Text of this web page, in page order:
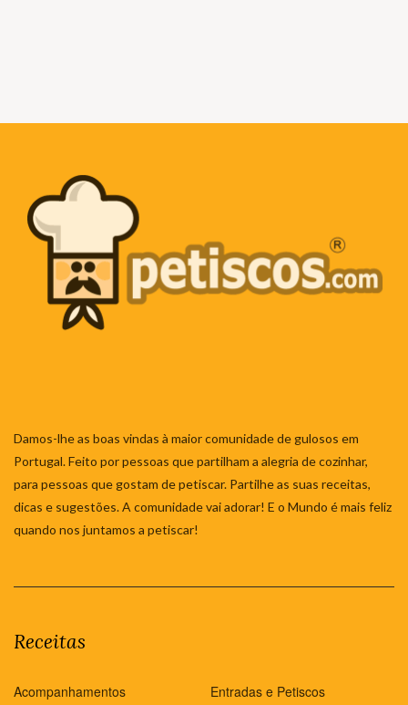
Damos-lhe as boas vindas à maior comunidade de gulosos em
Portugal. Feito por pessoas que partilham a alegria de cozinhar,
para pessoas que gostam de petiscar. Partilhe as suas receitas,
dicas e sugestões. A comunidade vai adorar! E o Mundo é mais feliz
quando nos juntamos a petiscar!
Receitas
Acompanhamentos
Entradas e Petiscos